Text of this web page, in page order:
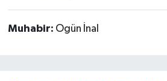
Muhabir: Ogün İnal